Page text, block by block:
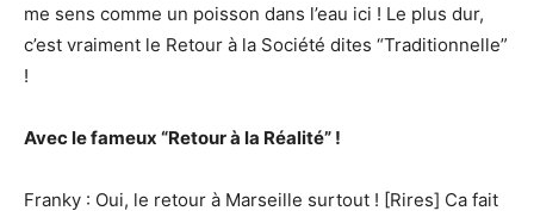
me sens comme un poisson dans l’eau ici ! Le plus dur,
c’est vraiment le Retour à la Société dites “Traditionnelle”
!
Avec le fameux “Retour à la Réalité” !
Franky : Oui, le retour à Marseille surtout ! [Rires] Ca fait